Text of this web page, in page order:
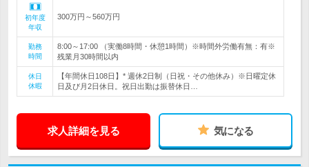
初年度
年収
300万円～560万円
勤務
時間
8:00～17:00 （実働8時間・休憩1時間）※時間外労働有無：有※
残業月30時間以内
休日
休暇
【年間休日108日】* 週休2日制（日祝・その他休み）※日曜定休
日及び月2日休日。祝日出勤は振替休日…
求人詳細を見る 気になる